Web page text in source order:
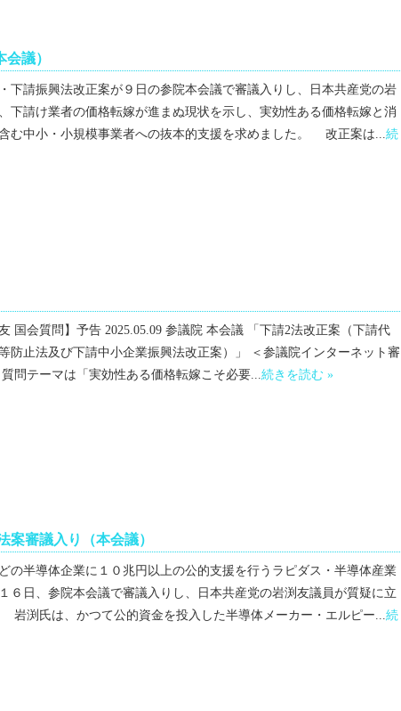
議）
下請振興法改正案が９日の参院本会議で審議入りし、日本共産党の岩
下請け業者の価格転嫁が進まぬ現状を示し、実効性ある価格転嫁と消
む中小・小規模事業者への抜本的支援を求めました。 改正案は... 続
国会質問】予告 2025.05.09 参議院 本会議 「下請2法改正案（下請代
防止法及び下請中小企業振興法改正案）」 ＜参議院インターネット審
問テーマは「実効性ある価格転嫁こそ必要... 続きを読む »
案審議入り（本会議）
の半導体企業に１０兆円以上の公的支援を行うラピダス・半導体産業
６日、参院本会議で審議入りし、日本共産党の岩渕友議員が質疑に立
岩渕氏は、かつて公的資金を投入した半導体メーカー・エルピー... 続